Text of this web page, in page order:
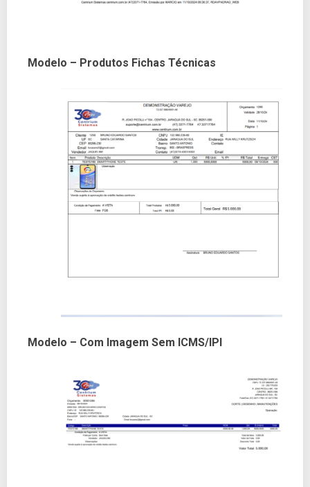
Modelo – Produtos Fichas Técnicas
Modelo – Com Imagem Sem ICMS/IPI